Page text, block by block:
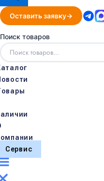
Оставить заявку
Поиск товаров
Сервис